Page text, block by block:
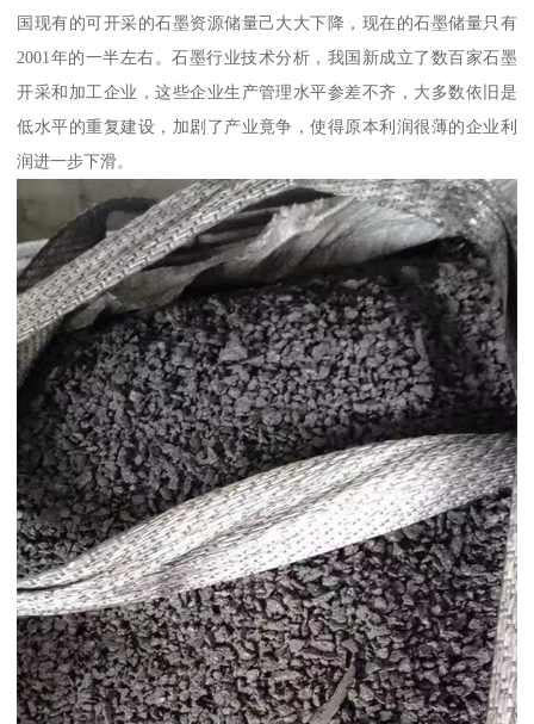
国现有的可开采的石墨资源储量己大大下降，现在的石墨储量只有
2001年的一半左右。石墨行业技术分析，我国新成立了数百家石墨
开采和加工企业，这些企业生产管理水平参差不齐，大多数依旧是
低水平的重复建设，加剧了产业竟争，使得原本利润很薄的企业利
润进一步下滑。